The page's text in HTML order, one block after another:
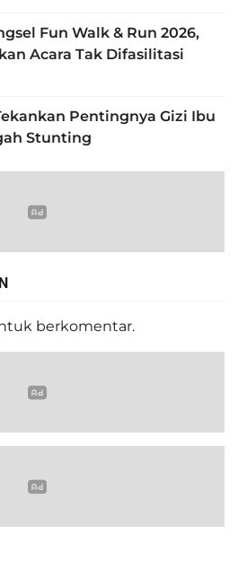
Fun Walk & Run 2026,
Acara Tak Difasilitasi
Pentingnya Gizi Ibu
Stunting
berkomentar.